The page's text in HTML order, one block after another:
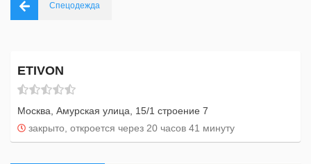
Спецодежда
ETIVON
Москва, Амурская улица, 15/1 строение 7
закрыто, откроется через 20 часов 41 минуту